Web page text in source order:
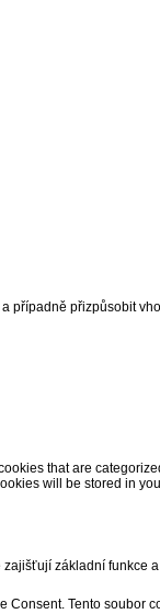
přizpůsobit
that are
will be stored in
základní funkce
Tento